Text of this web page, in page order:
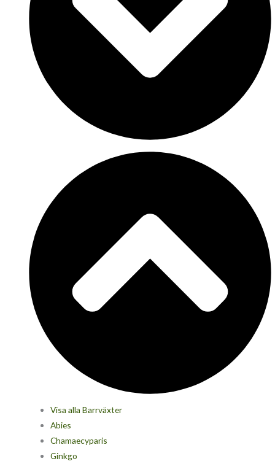
Visa alla Barrväxter
Abies
Chamaecyparis
Ginkgo